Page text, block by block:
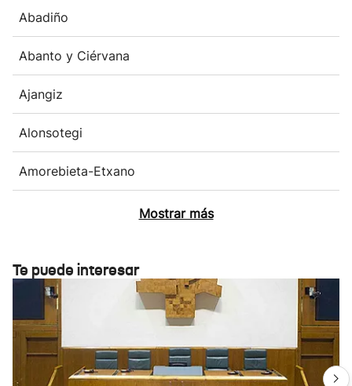
Abadiño
Abanto y Ciérvana
Ajangiz
Alonsotegi
Amorebieta-Etxano
Mostrar más
Te puede interesar